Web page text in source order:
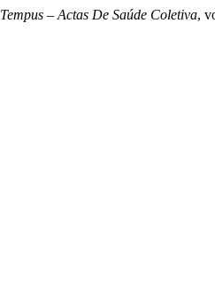
Tempus – Actas De Saúde Coletiva,